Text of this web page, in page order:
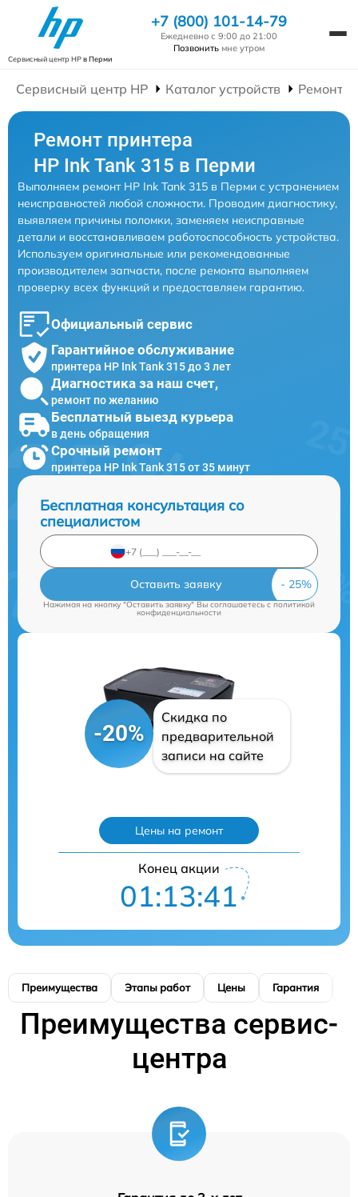
Сервисный центр HPв Перми
+7 (800) 101-14-79
Ежедневно с 9:00 до 21:00
Позвонить мне утром
Сервисный центр HP Каталог устройств Ремонт
Ремонт принтера
HP Ink Tank 315 в Перми
Выполняем ремонт HP Ink Tank 315 в Перми с устранением
неисправностей любой сложности. Проводим диагностику,
выявляем причины поломки, заменяем неисправные
детали и восстанавливаем работоспособность устройства.
Используем оригинальные или рекомендованные
производителем запчасти, после ремонта выполняем
проверку всех функций и предоставляем гарантию.
Официальный сервис
Гарантийное обслуживание
принтера HP Ink Tank 315 до 3 лет
Диагностика за наш счет,
ремонт по желанию
Бесплатный выезд курьера
в день обращения
Срочный ремонт
принтера HP Ink Tank 315 от 35 минут
Бесплатная консультация со
специалистом
Оставить заявку
Нажимая на кнопку "Оставить заявку" Вы соглашаетесь cполитикой
конфиденциальности
-20%
Скидка по
предварительной
записи на сайте
Цены на ремонт
Конец акции
01:13:40
Преимущества Этапы работ Цены Гарантия
Преимущества сервис-
центра